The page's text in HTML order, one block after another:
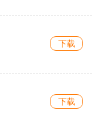
下载
下载